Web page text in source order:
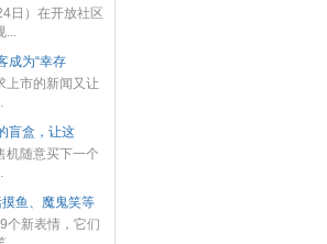
日）在开放社区
...
成为“幸存
上市的新闻又让
盲盒，让这
机随意买下一个
鱼、魔鬼笑等
个新表情，它们